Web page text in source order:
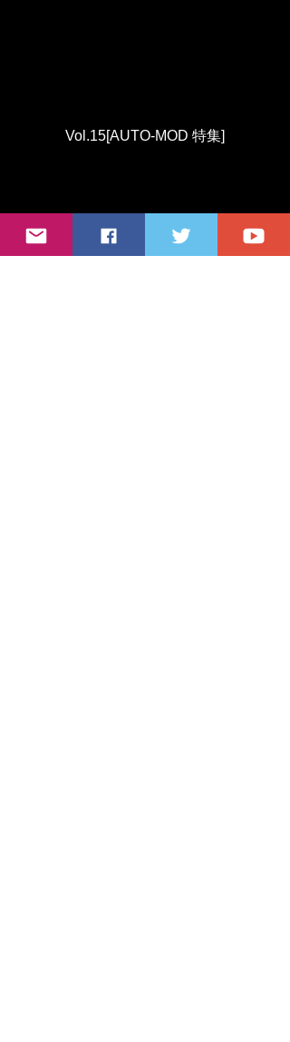
Vol.15[AUTO-MOD 特集]